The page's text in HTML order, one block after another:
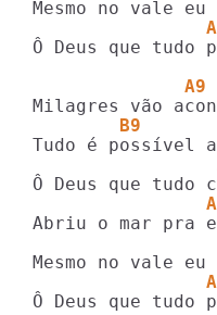
Ô Deus que
B9
Ô Deus que